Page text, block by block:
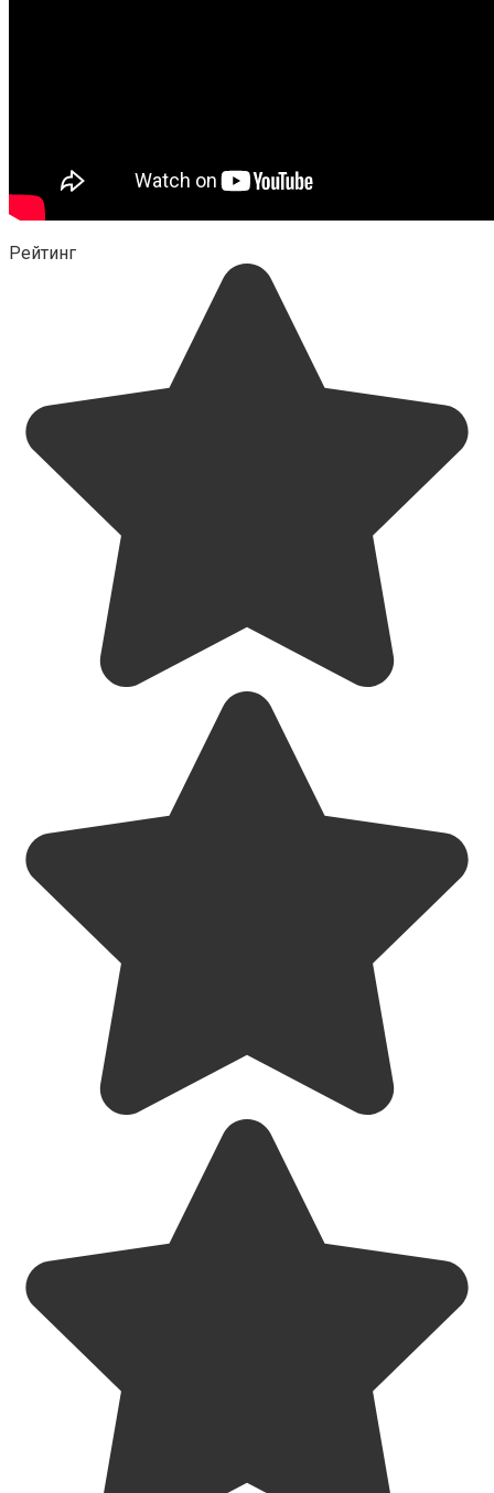
Рейтинг